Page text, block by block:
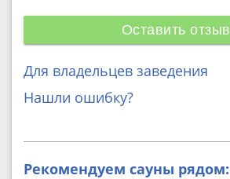
Оставить отзыв
Для владельцев заведения
Нашли ошибку?
Рекомендуем сауны рядом: